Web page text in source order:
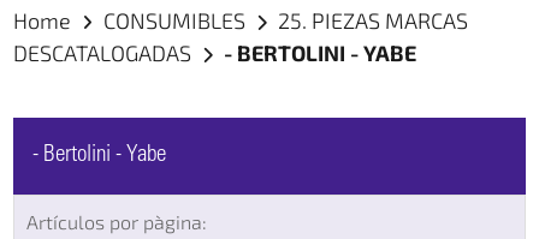
Home CONSUMIBLES
25. PIEZAS MARCAS
DESCATALOGADAS
- BERTOLINI - YABE
- Bertolini - Yabe
Artículos por pàgina: